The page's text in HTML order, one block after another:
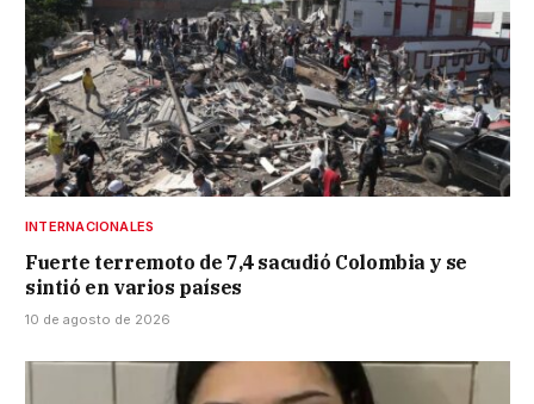
INTERNACIONALES
Fuerte terremoto de 7,4 sacudió Colombia y se
sintió en varios países
10 de agosto de 2026